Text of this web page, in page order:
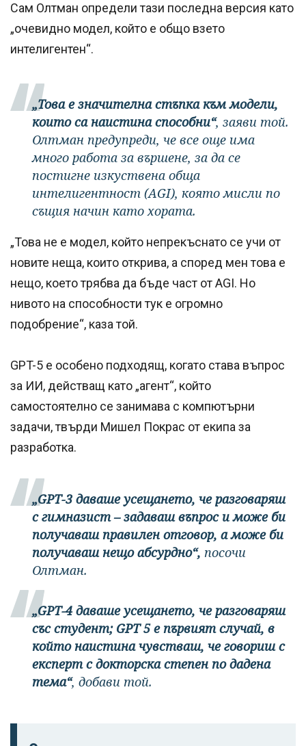
Сам Олтман определи тази последна версия като
„очевидно модел, който е общо взето
интелигентен“.
„Това е значителна стъпка към модели,
които са наистина способни“, заяви той.
Олтман предупреди, че все още има
много работа за вършене, за да се
постигне изкуствена обща
интелигентност (AGI), която мисли по
същия начин като хората.
„Това не е модел, който непрекъснато се учи от
новите неща, които открива, а според мен това е
нещо, което трябва да бъде част от AGI. Но
нивото на способности тук е огромно
подобрение“, каза той.
GPT-5 е особено подходящ, когато става въпрос
за ИИ, действащ като „агент“, който
самостоятелно се занимава с компютърни
задачи, твърди Мишел Покрас от екипа за
разработка.
„GPT-3 даваше усещането, че разговаряш
с гимназист – задаваш въпрос и може би
получаваш правилен отговор, а може би
получаваш нещо абсурдно“, посочи
Олтман.
„GPT-4 даваше усещането, че разговаряш
със студент; GPT 5 е първият случай, в
който наистина чувстваш, че говориш с
експерт с докторска степен по дадена
тема“, добави той.